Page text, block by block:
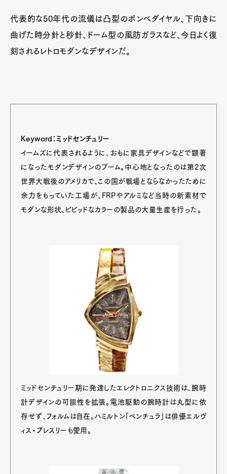
代表的な50年代の流儀は凸型のボンベダイヤル、下向きに
曲げた時分針と秒針、ドーム型の風防ガラスなど、今日よく復
刻されるレトロモダンなデザインだ。
Keyword：ミッドセンチュリー
イームズに代表されるように、おもに家具デザインなどで顕著
になったモダンデザインのブーム。中心地となったのは第2次
世界大戦後のアメリカで、この国が戦場とならなかったために
余力をもっていた工場が、FRPやアルミなど当時の新素材で
モダンな形状、ビビッドなカラーの製品の大量生産を行った。
ミッドセンチュリー期に発達したエレクトロニクス技術は、腕時
計デザインの可能性を拡張。電池駆動の腕時計は丸型に依
存せず、フォルムは自在。ハミルトン「ベンチュラ」は俳優エルヴ
ィス・プレスリーも愛用。